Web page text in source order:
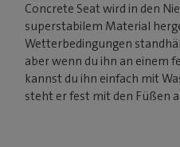
Concrete Seat wird in den
superstabilem Material
Wetterbedingungen
aber wenn du ihn an einem
kannst du ihn einfach mit
steht er fest mit den Füßen